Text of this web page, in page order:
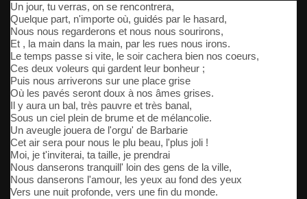
Un jour, tu verras, on se rencontrera,
Quelque part, n'importe où, guidés par le hasard,
Nous nous regarderons et nous nous sourirons,
Et , la main dans la main, par les rues nous irons.
Le temps passe si vite, le soir cachera bien nos coeurs,
Ces deux voleurs qui gardent leur bonheur ;
Puis nous arriverons sur une place grise
Où les pavés seront doux à nos âmes grises.
Il y aura un bal, très pauvre et très banal,
Sous un ciel plein de brume et de mélancolie.
Un aveugle jouera de l'orgu' de Barbarie
Cet air sera pour nous le plu beau, l'plus joli !
Moi, je t'inviterai, ta taille, je prendrai
Nous danserons tranquill' loin des gens de la ville,
Nous danserons l'amour, les yeux au fond des yeux
Vers une nuit profonde, vers une fin du monde.